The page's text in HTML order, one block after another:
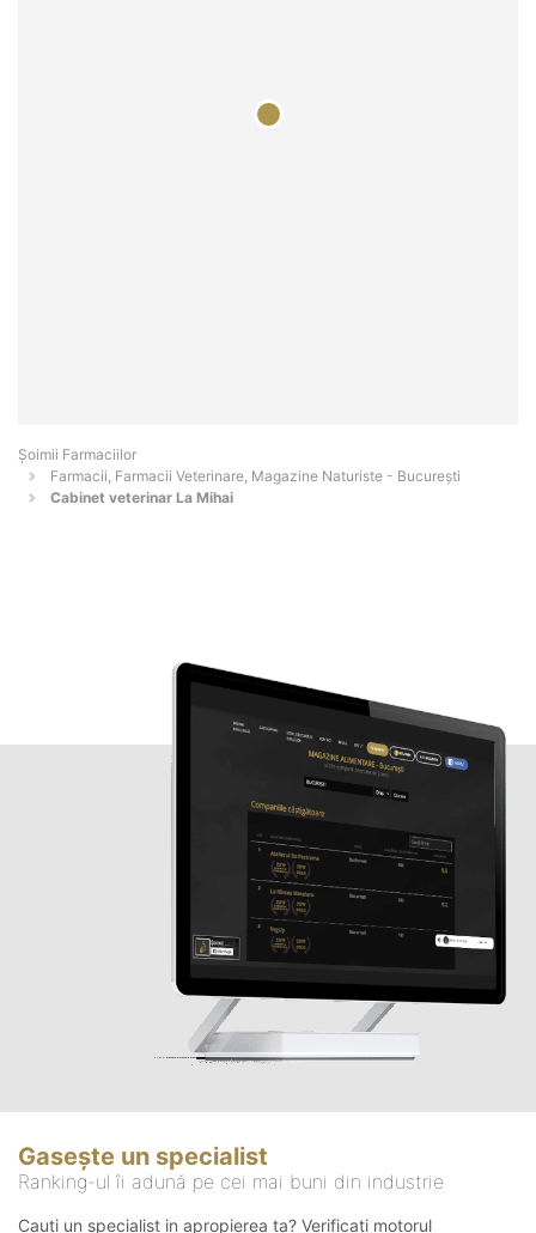
Şoimii Farmaciilor
Farmacii, Farmacii Veterinare, Magazine Naturiste - Bucureşti
Cabinet veterinar La Mihai
Gasește un specialist
Ranking-ul îi adună pe cei mai buni din industrie
Cauți un specialist in apropierea ta? Verificați motorul